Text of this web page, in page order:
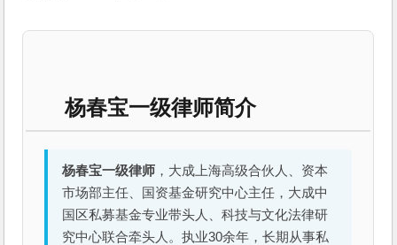
杨春宝一级律师简介
杨春宝一级律师 ，大成上海高级合伙人、资本
市场部主任、国资基金研究中心主任，大成中
国区私募基金专业带头人、科技与文化法律研
究中心联合牵头人。执业30余年，长期从事私